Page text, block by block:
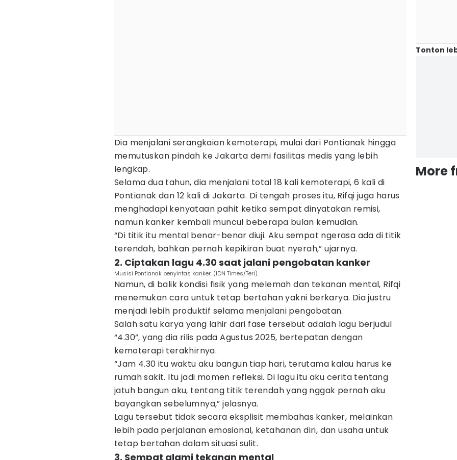
Dia menjalani serangkaian kemoterapi, mulai dari Pontianak hingga
memutuskan pindah ke Jakarta demi fasilitas medis yang lebih
lengkap.
Selama dua tahun, dia menjalani total 18 kali kemoterapi, 6 kali di
Pontianak dan 12 kali di Jakarta. Di tengah proses itu, Rifqi juga harus
menghadapi kenyataan pahit ketika sempat dinyatakan remisi,
namun kanker kembali muncul beberapa bulan kemudian.
“Di titik itu mental benar-benar diuji. Aku sempat ngerasa ada di titik
terendah, bahkan pernah kepikiran buat nyerah,” ujarnya.
2. Ciptakan lagu 4.30 saat jalani pengobatan kanker
Musisi Pontianak penyintas kanker. (IDN Times/Teri).
Namun, di balik kondisi fisik yang melemah dan tekanan mental, Rifqi
menemukan cara untuk tetap bertahan yakni berkarya. Dia justru
menjadi lebih produktif selama menjalani pengobatan.
Salah satu karya yang lahir dari fase tersebut adalah lagu berjudul
“4.30”, yang dia rilis pada Agustus 2025, bertepatan dengan
kemoterapi terakhirnya.
“Jam 4.30 itu waktu aku bangun tiap hari, terutama kalau harus ke
rumah sakit. Itu jadi momen refleksi. Di lagu itu aku cerita tentang
jatuh bangun aku, tentang titik terendah yang nggak pernah aku
bayangkan sebelumnya,” jelasnya.
Lagu tersebut tidak secara eksplisit membahas kanker, melainkan
lebih pada perjalanan emosional, ketahanan diri, dan usaha untuk
tetap bertahan dalam situasi sulit.
3. Sempat alami tekanan mental
Tonton
More